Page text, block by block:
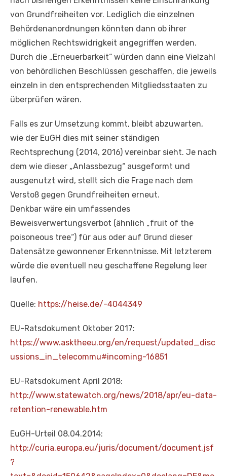
von Grundfreiheiten vor. Lediglich die einzelnen
Behördenanordnungen könnten dann ob ihrer
möglichen Rechtswidrigkeit angegriffen werden.
Durch die „Erneuerbarkeit“ würden dann eine Vielzahl
von behördlichen Beschlüssen geschaffen, die jeweils
einzeln in den entsprechenden Mitgliedsstaaten zu
überprüfen wären.
Falls es zur Umsetzung kommt, bleibt abzuwarten,
wie der EuGH dies mit seiner ständigen
Rechtsprechung (2014, 2016) vereinbar sieht. Je nach
dem wie dieser „Anlassbezug“ ausgeformt und
ausgenutzt wird, stellt sich die Frage nach dem
Verstoß gegen Grundfreiheiten erneut.
Denkbar wäre ein umfassendes
Beweisverwertungsverbot (ähnlich „fruit of the
poisoneous tree“) für aus oder auf Grund dieser
Datensätze gewonnener Erkenntnisse. Mit letzterem
würde die eventuell neu geschaffene Regelung leer
laufen.
Quelle: https://heise.de/-4044349
EU-Ratsdokument Oktober 2017:
https://www.asktheeu.org/en/request/updated_disc
ussions_in_telecommu#incoming-16851
EU-Ratsdokument April 2018:
http://www.statewatch.org/news/2018/apr/eu-data-
retention-renewable.htm
EuGH-Urteil 08.04.2014:
http://curia.europa.eu/juris/document/document.jsf
?